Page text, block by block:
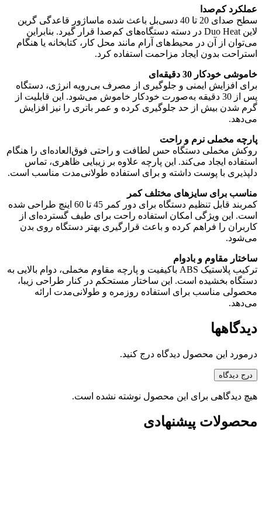
عملکرد کم‌صدا
سطح صدای 20 تا 40 دسی‌بل باعث شده ماساژور قاعدگی گرین
لاین Duo Heat در دسته دستگاه‌های کم‌صدا قرار گیرد. بنابراین
می‌توان از آن در محیط‌های آرام مانند محل کار، کتابخانه یا هنگام
استراحت بدون ایجاد مزاحمت استفاده کرد.
خاموشی خودکار 30 دقیقه‌ای
برای افزایش ایمنی و جلوگیری از مصرف بی‌رویه انرژی، دستگاه
پس از 30 دقیقه به‌صورت خودکار خاموش می‌شود. این قابلیت از
گرم شدن بیش از حد جلوگیری کرده و عمر باتری را نیز افزایش
می‌دهد.
پارچه مخملی نرم و راحت
روکش مخملی دستگاه حس لطافت و راحتی فوق‌العاده‌ای را هنگام
استفاده ایجاد می‌کند. این پارچه علاوه بر زیبایی ظاهری، تماس
دلپذیری با پوست داشته و برای استفاده طولانی‌مدت مناسب است.
مناسب برای سایزهای مختلف کمر
کمربند قابل تنظیم دستگاه برای دور کمر 45 تا 60 اینچ طراحی شده
است. این ویژگی امکان استفاده راحت برای طیف گسترده‌ای از
کاربران را فراهم کرده و باعث قرارگیری بهتر دستگاه روی بدن
می‌شود.
ساختار مقاوم و بادوام
ترکیب پلاستیک ABS باکیفیت و پارچه مقاوم مخملی، دوام بالایی به
دستگاه بخشیده است. این ساختار مستحکم در کنار طراحی زیبا،
محصولی مناسب برای استفاده روزمره و طولانی‌مدت ارائه
می‌دهد.
دیدگاهها
درمورد این محصول دیدگاه درج کنید.
درج دیدگاه
هیچ دیدگاهی برای این محصول نوشته نشده است.
محصولات پیشنهادی